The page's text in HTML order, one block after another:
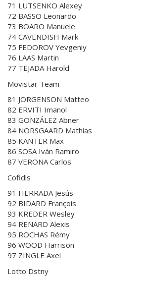
71 LUTSENKO Alexey
72 BASSO Leonardo
73 BOARO Manuele
74 CAVENDISH Mark
75 FEDOROV Yevgeniy
76 LAAS Martin
77 TEJADA Harold
Movistar Team
81 JORGENSON Matteo
82 ERVITI Imanol
83 GONZÁLEZ Abner
84 NORSGAARD Mathias
85 KANTER Max
86 SOSA Iván Ramiro
87 VERONA Carlos
Cofidis
91 HERRADA Jesús
92 BIDARD François
93 KREDER Wesley
94 RENARD Alexis
95 ROCHAS Rémy
96 WOOD Harrison
97 ZINGLE Axel
Lotto Dstny